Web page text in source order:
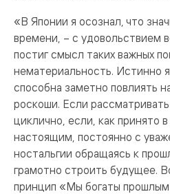
«В Японии я осознал, что
времени, – с удовольствием
постиг смысл таких важных
нематериальность. Истинно
способна заметно повлиять
роскоши. Если
циклично, если, как принято
настоящим, постоянно с
ностальгии обращаясь к
грамотно строить будущее.
принцип «Мы богаты